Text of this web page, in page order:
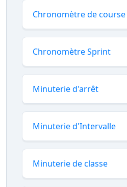
Chronomètre de course
Chronomètre Sprint
Minuterie d'arrêt
Minuterie d'Intervalle
Minuterie de classe